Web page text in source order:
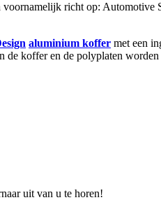
richt op:
aluminium koffer met een
de koffer en de polyplaten worden
uit van u te horen!